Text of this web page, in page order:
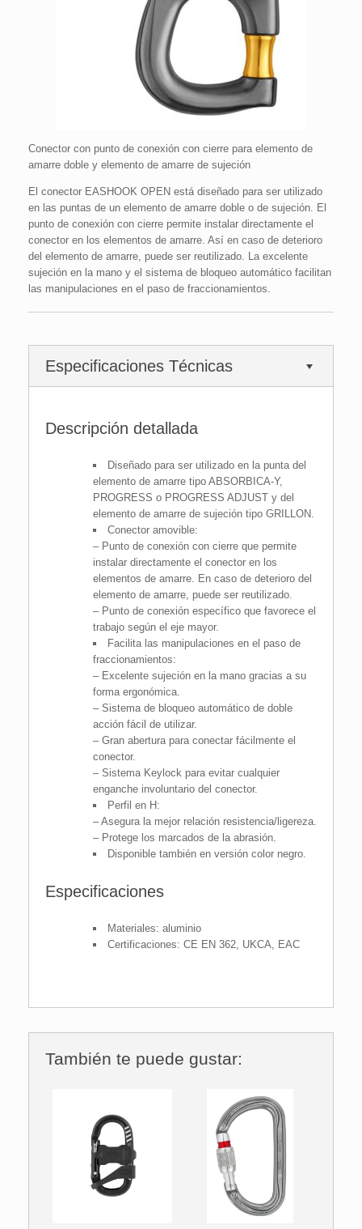
Conector con punto de conexión con cierre para elemento de
amarre doble y elemento de amarre de sujeción
El conector EASHOOK OPEN está diseñado para ser utilizado
en las puntas de un elemento de amarre doble o de sujeción. El
punto de conexión con cierre permite instalar directamente el
conector en los elementos de amarre. Así en caso de deterioro
del elemento de amarre, puede ser reutilizado. La excelente
sujeción en la mano y el sistema de bloqueo automático facilitan
las manipulaciones en el paso de fraccionamientos.
Especificaciones Técnicas
Descripción detallada
Diseñado para ser utilizado en la punta del
elemento de amarre tipo ABSORBICA-Y,
PROGRESS o PROGRESS ADJUST y del
elemento de amarre de sujeción tipo GRILLON.
Conector amovible:
– Punto de conexión con cierre que permite
instalar directamente el conector en los
elementos de amarre. En caso de deterioro del
elemento de amarre, puede ser reutilizado.
– Punto de conexión específico que favorece el
trabajo según el eje mayor.
Facilita las manipulaciones en el paso de
fraccionamientos:
– Excelente sujeción en la mano gracias a su
forma ergonómica.
– Sistema de bloqueo automático de doble
acción fácil de utilizar.
– Gran abertura para conectar fácilmente el
conector.
– Sistema Keylock para evitar cualquier
enganche involuntario del conector.
Perfil en H:
– Asegura la mejor relación resistencia/ligereza.
– Protege los marcados de la abrasión.
Disponible también en versión color negro.
Especificaciones
Materiales: aluminio
Certificaciones: CE EN 362, UKCA, EAC
También te puede gustar: